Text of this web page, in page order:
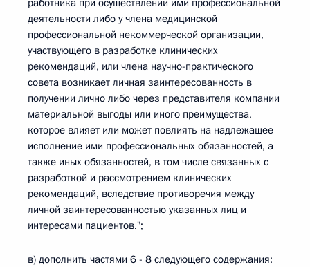
работника при осуществлении ими профессиональной
деятельности либо у члена медицинской
профессиональной некоммерческой организации,
участвующего в разработке клинических
рекомендаций, или члена научно-практического
совета возникает личная заинтересованность в
получении лично либо через представителя компании
материальной выгоды или иного преимущества,
которое влияет или может повлиять на надлежащее
исполнение ими профессиональных обязанностей, а
также иных обязанностей, в том числе связанных с
разработкой и рассмотрением клинических
рекомендаций, вследствие противоречия между
личной заинтересованностью указанных лиц и
интересами пациентов.";
в) дополнить частями 6 - 8 следующего содержания: